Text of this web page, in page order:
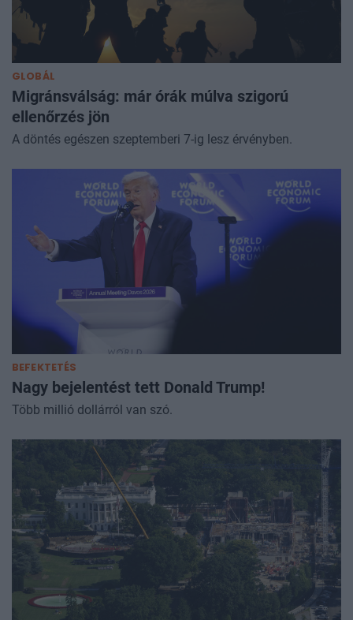
GLOBÁL
Migránsválság: már órák múlva szigorú
ellenőrzés jön
A döntés egészen szeptemberi 7-ig lesz érvényben.
BEFEKTETÉS
Nagy bejelentést tett Donald Trump!
Több millió dollárról van szó.